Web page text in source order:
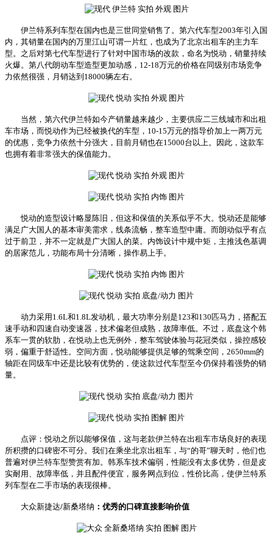
伊兰特系列车型在国内也是三世同堂销售了。第六代车型2003年引入国
内，其销量在国内的万里江山可谓一片红，也成为了北京出租车的主力车
型。之后对第七代车型进行了针对中国市场的改款，命名为悦动，销量持续
火爆。第八代朗动车型造型更加动感，12-18万元的价格在同级别市场竞争
力依然很强，月销达到18000辆左右。
当然，第六代伊兰特如今产销量越来越少，主要供应二三线城市和出租
车市场，而悦动作为已经被换代的车型，10-15万元的指导价加上一两万元
的优惠，竞争力依然十分强大，目前月销也在15000台以上。因此，这款车
也拥有着非常强大的保值能力。
悦动的造型设计略显陈旧，但这和保值的关系似乎不大。悦动还是能够
满足广大国人的基本审美需求，线条流畅，整车造型中庸。而朗动似乎有点
过于前卫，并不一定就是广大国人的菜。内饰设计中规中矩，主推浅色基调
的居家范儿，功能布局十分清晰，操作易上手。
动力采用1.6L和1.8L发动机，最大功率分别是123和130匹马力，搭配五
速手动和四速自动变速器，技术偏老但成熟，故障率低。不过，底盘这个韩
系车一贯的软肋，在悦动上也无例外，整车驾驶体验与花冠类似，操控感较
弱，偏重于舒适性。空间方面，悦动能够提供足够的驾乘空间，2650mm的
轴距在同级车中还是比较有优势的，使这款过代车型至今仍保持着强势的销
量。
点评：悦动之所以能够保值，这与老款伊兰特在出租车市场良好的表现
所积攒的口碑密不可分。我们在乘坐北京出租车，与“的哥”聊天时，他们也
普遍对伊兰特车型赞赏有加。韩系车技术偏弱，性能没有太多优势，但是皮
实耐用、故障率低，并且配件便宜，服务网点到位，性价比高，使伊兰特系
列车型在二手市场的表现很棒。
大众新捷达/新桑塔纳 ：优秀的口碑直接影响价值